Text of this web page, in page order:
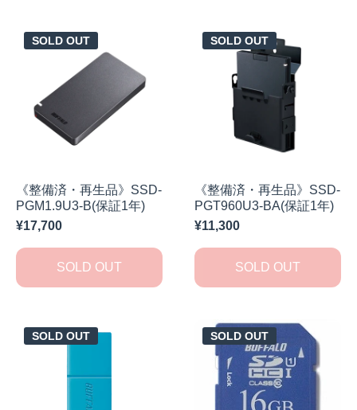
SOLD OUT
《整備済・再生品》SSD-
PGM1.9U3-B(保証1年)
¥17,700
SOLD OUT
SOLD OUT
《整備済・再生品》SSD-
PGT960U3-BA(保証1年)
¥11,300
SOLD OUT
SOLD OUT SOLD OUT